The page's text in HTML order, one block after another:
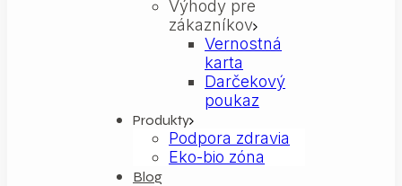
Výhody pre
zákazníkov
Vernostná
karta
Darčekový
poukaz
Produkty
Podpora zdravia
Eko-bio zóna
Blog